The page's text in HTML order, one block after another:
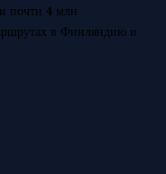
почти 4 млн
в Финляндию и